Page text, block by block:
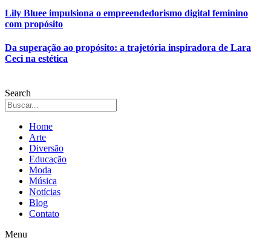
Lily Bluee impulsiona o empreendedorismo digital feminino
com propósito
Da superação ao propósito: a trajetória inspiradora de Lara
Ceci na estética
Search
Home
Arte
Diversão
Educação
Moda
Música
Notícias
Blog
Contato
Menu